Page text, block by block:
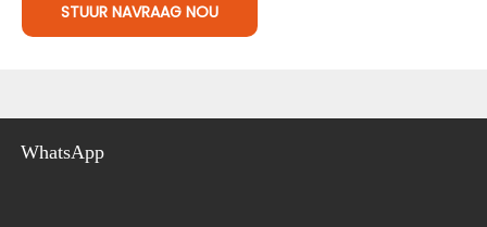
STUUR NAVRAAG NOU
WhatsApp